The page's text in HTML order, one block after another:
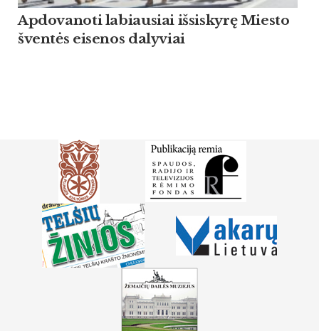
Apdovanoti labiausiai išsiskyrę Miesto
šventės eisenos dalyviai